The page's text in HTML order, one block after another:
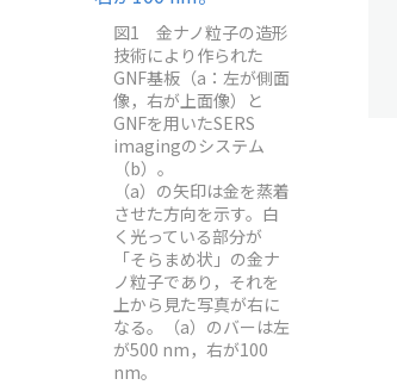
図1 金ナノ粒子の造形
技術により作られた
GNF基板（a：左が側面
像，右が上面像）と
GNFを用いたSERS
imagingのシステム
（b）。
（a）の矢印は金を蒸着
させた方向を示す。白
く光っている部分が
「そらまめ状」の金ナ
ノ粒子であり，それを
上から見た写真が右に
なる。（a）のバーは左
が500 nm，右が100
nm。